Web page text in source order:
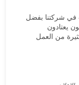
في شركتنا بفضل
يعتادون
من العمل